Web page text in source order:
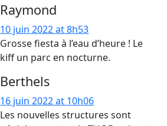
Raymond
10 juin 2022 at 8h53
Grosse fiesta à l’eau d’heure ! Le
kiff un parc en nocturne.
Berthels
16 juin 2022 at 10h06
Les nouvelles structures sont